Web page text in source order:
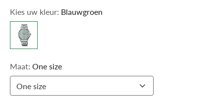
Kies uw kleur: Blauwgroen
Maat: One size
One size